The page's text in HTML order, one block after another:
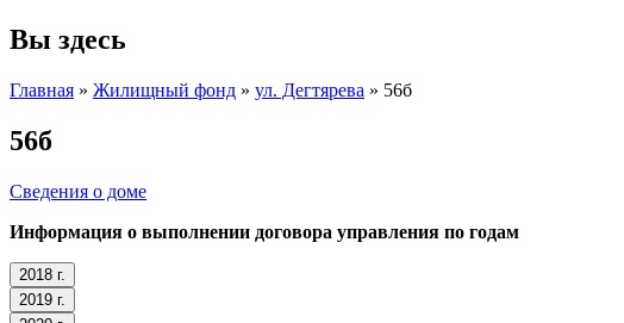
Вы здесь
Главная » Жилищный фонд » ул. Дегтярева » 56б
56б
Сведения о доме
Информация о выполнении договора управления по годам